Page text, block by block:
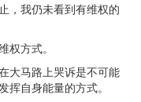
，我仍未看到有维权的
权方式。
大马路上哭诉是不可能
挥自身能量的方式。